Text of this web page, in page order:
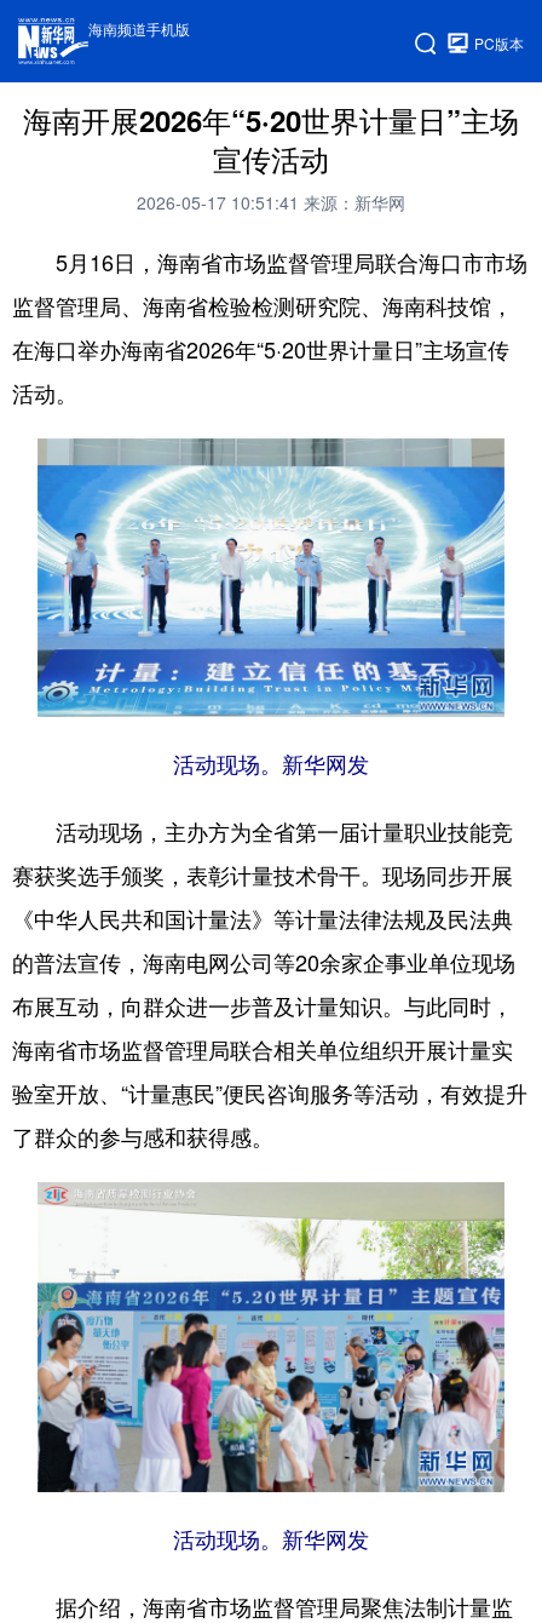
海南频道手机版
PC版本
海南开展2026年“5·20世界计量日”主场
宣传活动
2026-05-17 10:51:41 来源：新华网
5月16日，海南省市场监督管理局联合海口市市场
监督管理局、海南省检验检测研究院、海南科技馆，
在海口举办海南省2026年“5·20世界计量日”主场宣传
活动。
活动现场。新华网发
活动现场，主办方为全省第一届计量职业技能竞
赛获奖选手颁奖，表彰计量技术骨干。现场同步开展
《中华人民共和国计量法》等计量法律法规及民法典
的普法宣传，海南电网公司等20余家企事业单位现场
布展互动，向群众进一步普及计量知识。与此同时，
海南省市场监督管理局联合相关单位组织开展计量实
验室开放、“计量惠民”便民咨询服务等活动，有效提升
了群众的参与感和获得感。
活动现场。新华网发
据介绍，海南省市场监督管理局聚焦法制计量监